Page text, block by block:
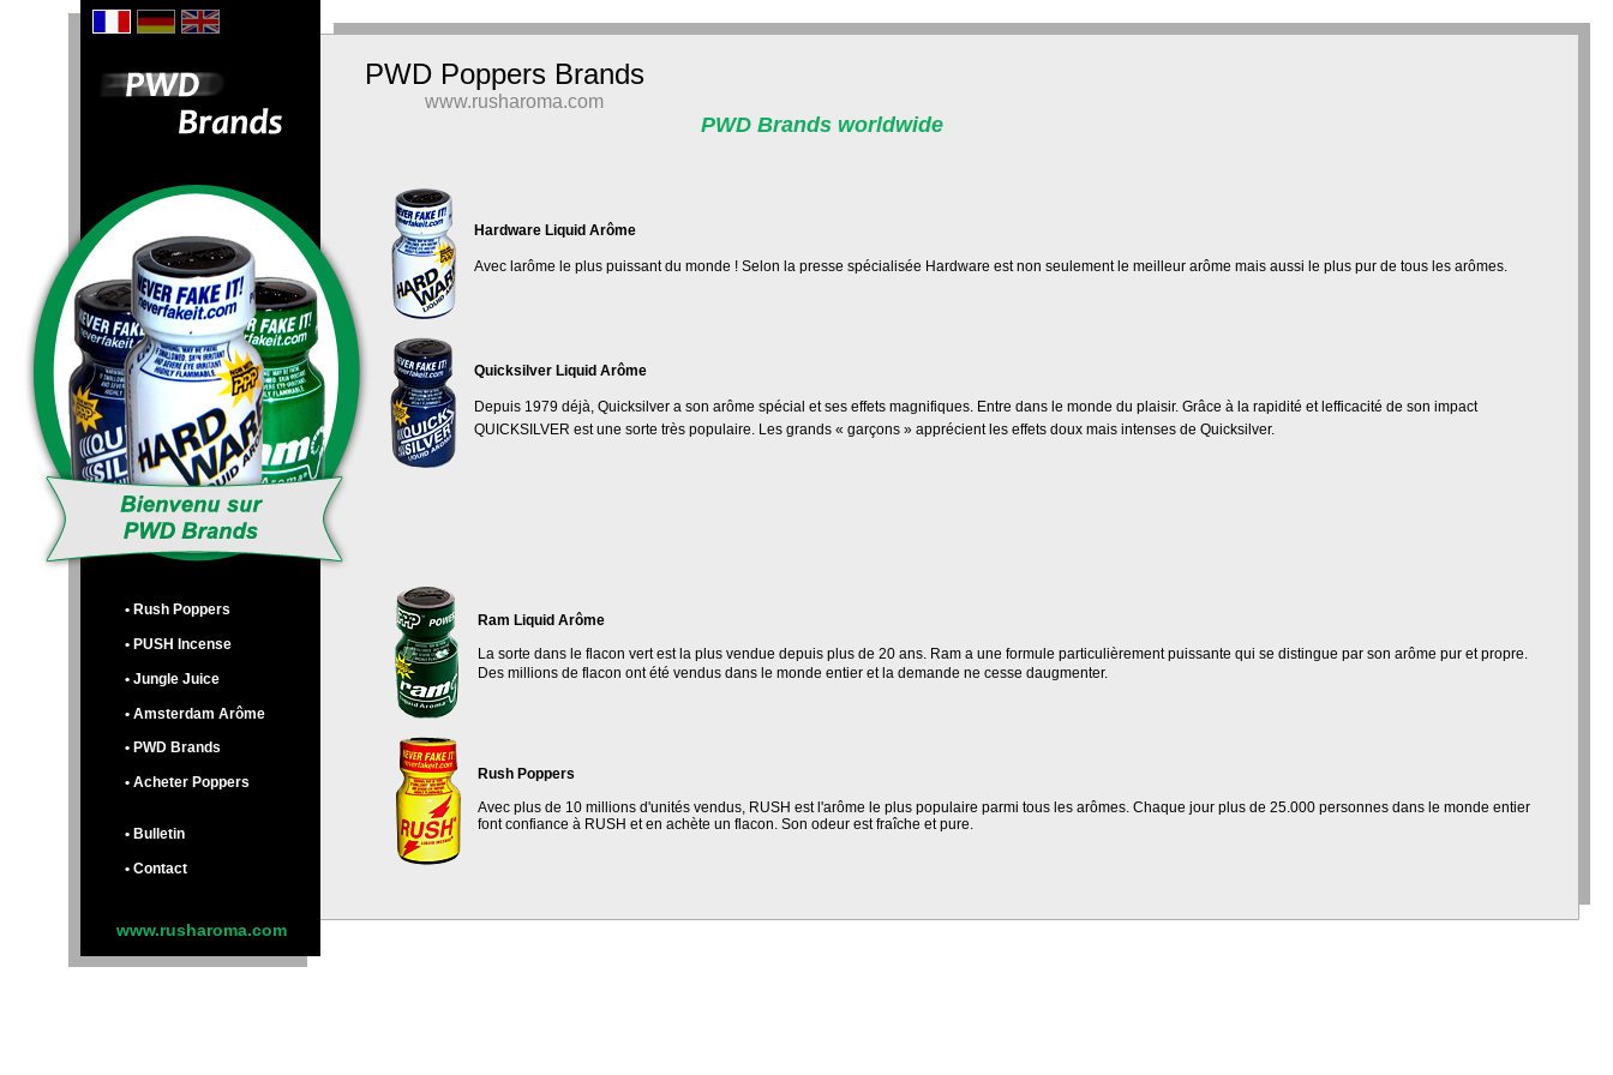
PWD Poppers Brands
www.rusharoma.com
PWD Brands worldwide
Hardware Liquid Arôme
Avec larôme le plus puissant du monde ! Selon la presse spécialisée Hardware est non seulement le meilleur arôme mais aussi le plus pur de tous les arômes.
Quicksilver Liquid Arôme
Depuis 1979 déjà, Quicksilver a son arôme spécial et ses effets magnifiques. Entre dans le monde du plaisir. Grâce à la rapidité et lefficacité de son impact
QUICKSILVER est une sorte très populaire. Les grands « garçons » apprécient les effets doux mais intenses de Quicksilver.
• Rush Poppers
• PUSH Incense
• Jungle Juice
• Amsterdam Arôme
• PWD Brands
• Acheter Poppers
• Bulletin
• Contact
Ram Liquid Arôme
La sorte dans le flacon vert est la plus vendue depuis plus de 20 ans. Ram a une formule particulièrement puissante qui se distingue par son arôme pur et propre.
Des millions de flacon ont été vendus dans le monde entier et la demande ne cesse daugmenter.
Rush Poppers
Avec plus de 10 millions d'unités vendus, RUSH est l'arôme le plus populaire parmi tous les arômes. Chaque jour plus de 25.000 personnes dans le monde entier
font confiance à RUSH et en achète un flacon. Son odeur est fraîche et pure.
www.rusharoma.com